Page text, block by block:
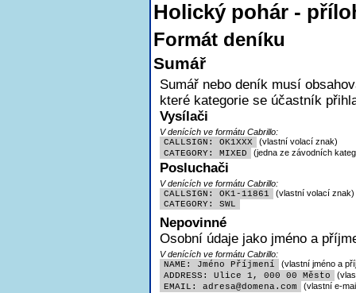
Holický pohár -
Formát deníku
Sumář
Sumář nebo deník musí
které kategorie se účastník
Vysílači
V denících ve formátu Cabrillo:
CALLSIGN: OK1XXX
(vlastní volací znak)
CATEGORY: MIXED
(jedna ze závodních
Posluchači
V denících ve formátu Cabrillo:
CALLSIGN: OK1-11861
(vlastní volací znak)
CATEGORY: SWL
Nepovinné
Osobní údaje jako jméno a
V denících ve formátu Cabrillo:
NAME: Jméno Příjmení
(vlastní jméno a
ADDRESS: Ulice 1, 000 00 Město
EMAIL: adresa@domena.com (vlastní e-